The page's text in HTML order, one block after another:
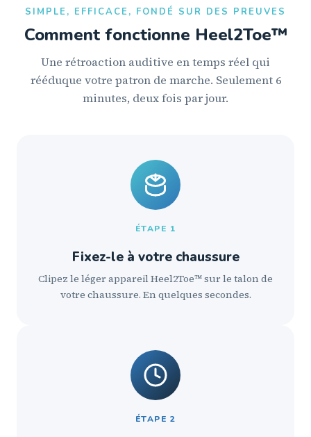
SIMPLE, EFFICACE, FONDÉ SUR DES PREUVES
Comment fonctionne Heel2Toe™
Une rétroaction auditive en temps réel qui
rééduque votre patron de marche. Seulement 6
minutes, deux fois par jour.
ÉTAPE 1
Fixez-le à votre chaussure
Clipez le léger appareil Heel2Toe™ sur le talon de
votre chaussure. En quelques secondes.
ÉTAPE 2